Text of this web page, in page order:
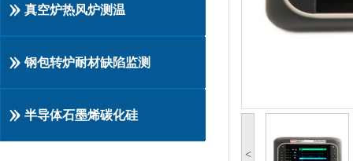
真空炉热风炉测温
钢包转炉耐材缺陷监测
半导体石墨烯碳化硅
<